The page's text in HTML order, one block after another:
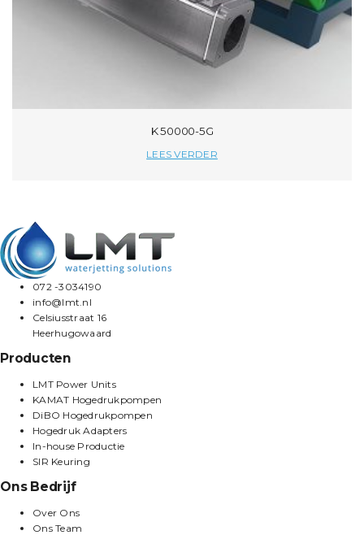
K 50000-5G
LEES VERDER
072 -3034190
info@lmt.nl
Celsiusstraat 16
Heerhugowaard
Producten
LMT Power Units
KAMAT Hogedrukpompen
DiBO Hogedrukpompen
Hogedruk Adapters
In-house Productie
SIR Keuring
Ons Bedrijf
Over Ons
Ons Team